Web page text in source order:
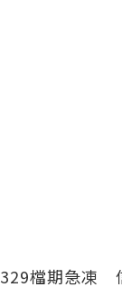
329檔期急凍